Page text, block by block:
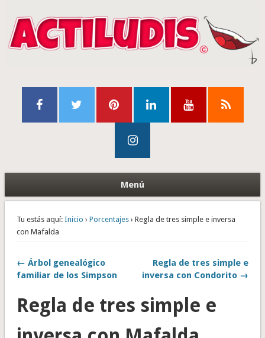
Menú
Tu estás aquí: Inicio › Porcentajes› Regla de tres simple e inversa
con Mafalda
← Árbol genealógico
familiar de los Simpson
Regla de tres simple e
inversa con Condorito →
Regla de tres simple e